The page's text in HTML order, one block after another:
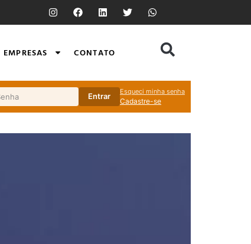
EMPRESAS CONTATO
Entrar
Esqueci minha senha
Cadastre-se